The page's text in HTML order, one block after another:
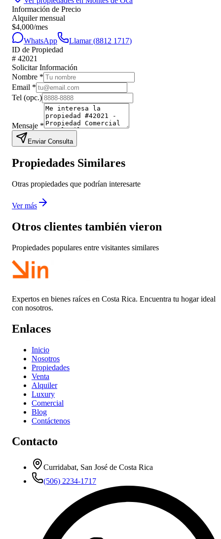
Información de Precio
Alquiler mensual
$4,000/mes
WhatsApp
Llamar (8812 1717)
ID de Propiedad
# 42021
Solicitar Información
Nombre *
Email *
Tel (opc.)
Mensaje *
Enviar Consulta
Propiedades Similares
Otras propiedades que podrían interesarte
Ver más
Otros clientes también vieron
Propiedades populares entre visitantes similares
Expertos en bienes raíces en Costa Rica. Encuentra tu hogar ideal
con nosotros.
Enlaces
Inicio
Nosotros
Propiedades
Venta
Alquiler
Luxury
Comercial
Blog
Contáctenos
Contacto
Curridabat, San José de Costa Rica
(506) 2234-1717